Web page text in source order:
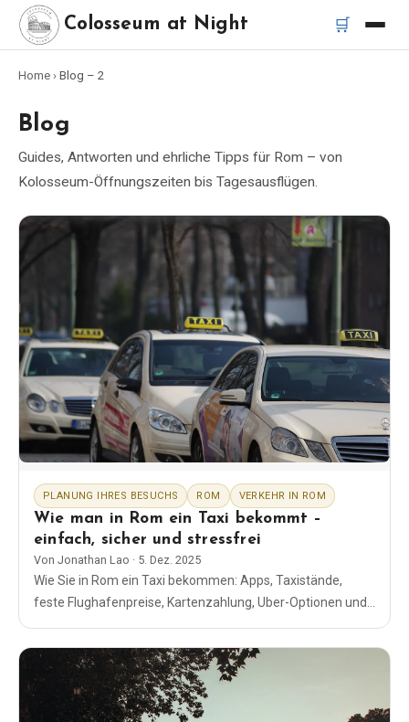
Colosseum at Night 🛒
Startseite
Beste Touren
Beste Kolosseum Nachttouren
Beste Touren in Rom
Bus-Tour Rom
Vespa-Tour Rom
Katakomben-Tour Rom
Blog
Shop
Alle Souvenirs
Posters
T-Shirts
Fridge Magnets
Home › Blog – 2
Blog
Guides, Antworten und ehrliche Tipps für Rom – von
Kolosseum-Öffnungszeiten bis Tagesausflügen.
PLANUNG IHRES BESUCHS ROM VERKEHR IN ROM
Wie man in Rom ein Taxi bekommt –
einfach, sicher und stressfrei
Von Jonathan Lao · 5. Dez. 2025
Wie Sie in Rom ein Taxi bekommen: Apps, Taxistände,
feste Flughafenpreise, Kartenzahlung, Uber-Optionen und